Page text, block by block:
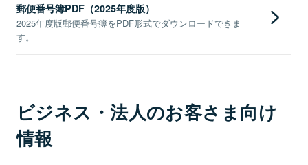
郵便番号簿PDF（2025年度版）
2025年度版郵便番号簿をPDF形式でダウンロードできま
す。
ビジネス・法人のお客さま向け
情報